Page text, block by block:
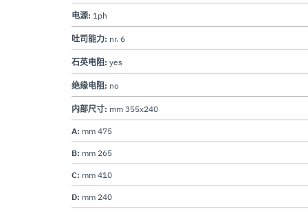
电源: 1ph
吐司能力: nr. 6
石英电阻: yes
绝缘电阻: no
内部尺寸: mm 355x240
A: mm 475
B: mm 265
C: mm 410
D: mm 240